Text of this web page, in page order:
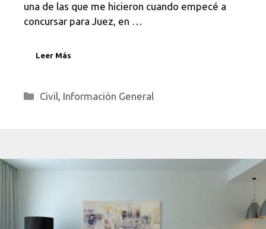
una de las que me hicieron cuando empecé a
concursar para Juez, en …
Leer Más
Categorías
Civil Información General